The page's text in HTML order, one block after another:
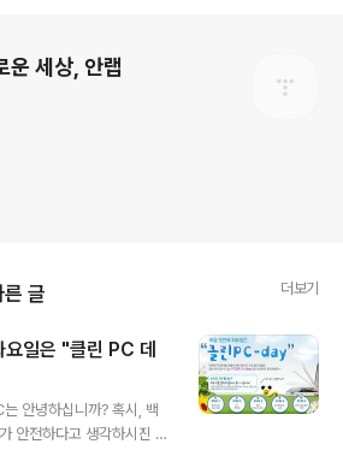
운 세상, 안랩
른 글 더보기
일은 "클린 PC 데
안녕하십니까? 혹시, 백
안전하다고 생각하시진 않